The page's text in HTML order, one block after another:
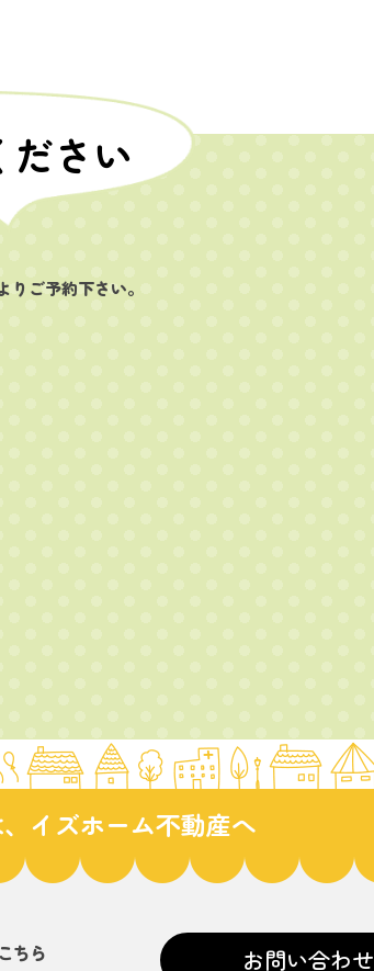
さい
ご予約下さい。
イズホーム不動産へ
ちら お問い合わせ